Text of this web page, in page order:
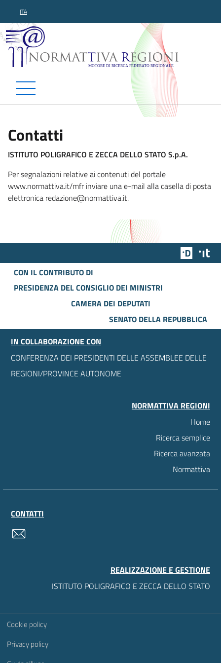
ITA
Normattiva Regioni -
Contatti
ISTITUTO POLIGRAFICO E ZECCA DELLO STATO S.p.A.
Per segnalazioni relative ai contenuti del portale
www.normattiva.it/mfr inviare una e-mail alla casella di posta
elettronica redazione@normattiva.it.
Team
CON IL CONTRIBUTO DI
PRESIDENZA DEL CONSIGLIO DEI MINISTRI
CAMERA DEI DEPUTATI
SENATO DELLA REPUBBLICA
IN COLLABORAZIONE CON
CONFERENZA DEI PRESIDENTI DELLE ASSEMBLEE DELLE
REGIONI/PROVINCE AUTONOME
NORMATTIVA REGIONI
Home
Ricerca semplice
Ricerca avanzata
Normattiva
CONTATTI
REALIZZAZIONE E GESTIONE
ISTITUTO POLIGRAFICO E ZECCA DELLO STATO
Sezione Link Utili
Cookie policy
Privacy policy